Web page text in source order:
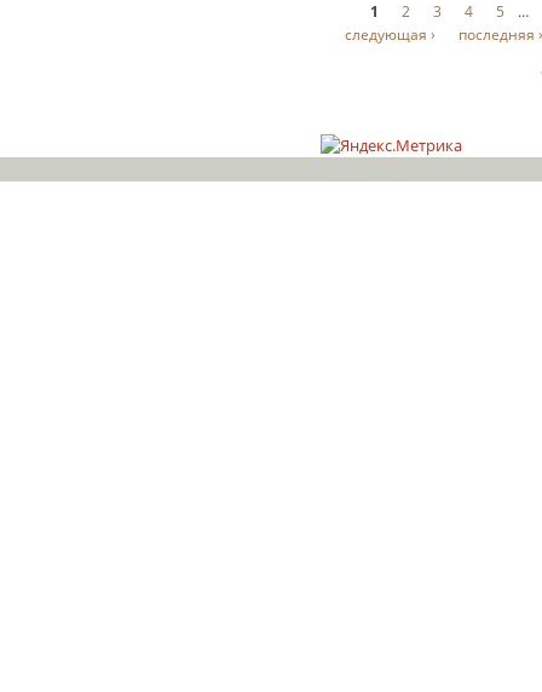
Страницы
1 2 3 4 5
…
следующая ›
последняя